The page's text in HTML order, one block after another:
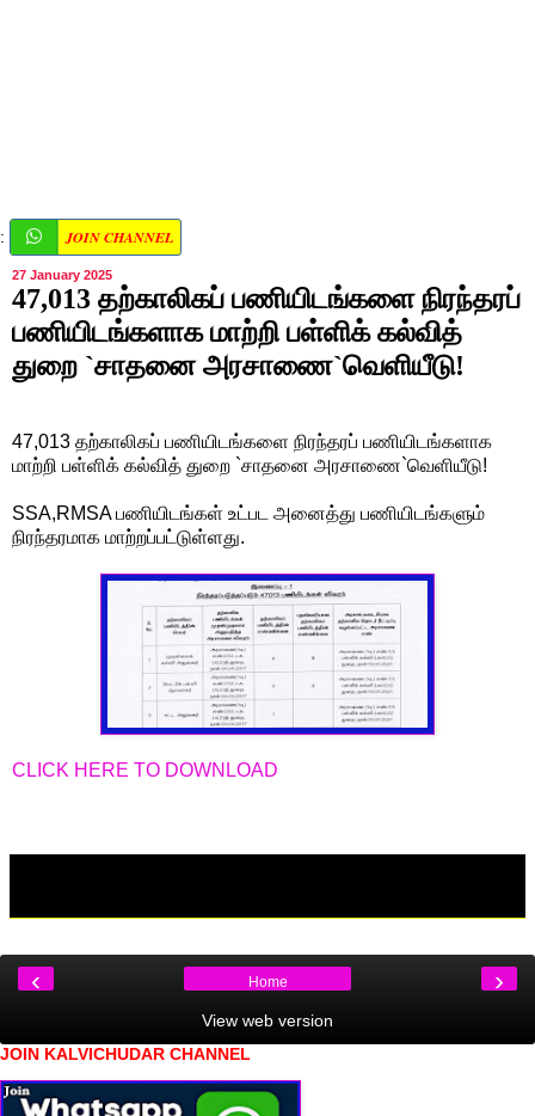
: JOIN CHANNEL
27 January 2025
47,013 தற்காலிகப் பணியிடங்களை நிரந்தரப்
பணியிடங்களாக மாற்றி பள்ளிக் கல்வித்
துறை `சாதனை அரசாணை`வெளியீடு!
47,013 தற்காலிகப் பணியிடங்களை நிரந்தரப் பணியிடங்களாக
மாற்றி பள்ளிக் கல்வித் துறை `சாதனை அரசாணை`வெளியீடு!
SSA,RMSA பணியிடங்கள் உட்பட அனைத்து பணியிடங்களும்
நிரந்தரமாக மாற்றப்பட்டுள்ளது.
CLICK HERE TO DOWNLOAD
‹ ›
Home
View web version
JOIN KALVICHUDAR CHANNEL